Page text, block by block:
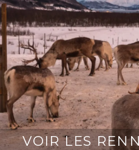
VOIR LES